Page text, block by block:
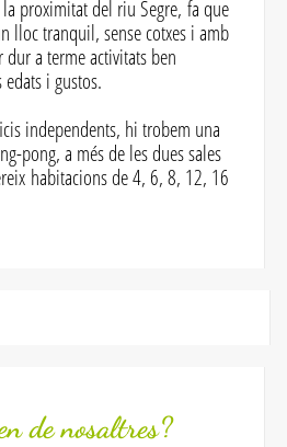
proximitat del riu Segre, fa que
lloc tranquil, sense cotxes i amb
a terme activitats ben
i gustos.
independents, hi trobem una
pong, a més de les dues sales
habitacions de 4, 6, 8, 12, 16
de nosaltres?